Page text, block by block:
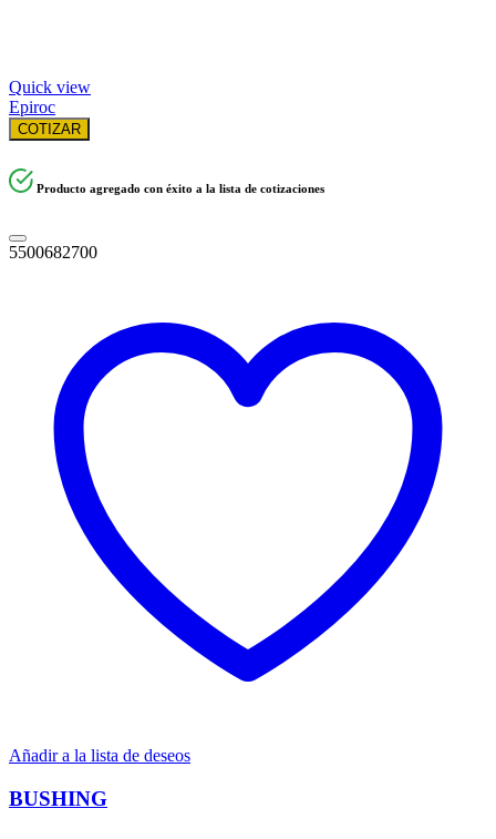
Quick view
Epiroc
COTIZAR
Producto agregado con éxito a la lista de cotizaciones
5500682700
Añadir a la lista de deseos
BUSHING